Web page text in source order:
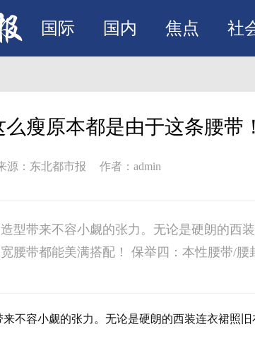
国际 国内 焦点 社
瘦原本都是由于这条腰带！
源：东北都市报 作者：admin
型带来不容小觑的张力。无论是硬朗的西
腰带都能美满搭配！ 保举四：本性腰带/腰
不容小觑的张力。无论是硬朗的西装连衣裙照